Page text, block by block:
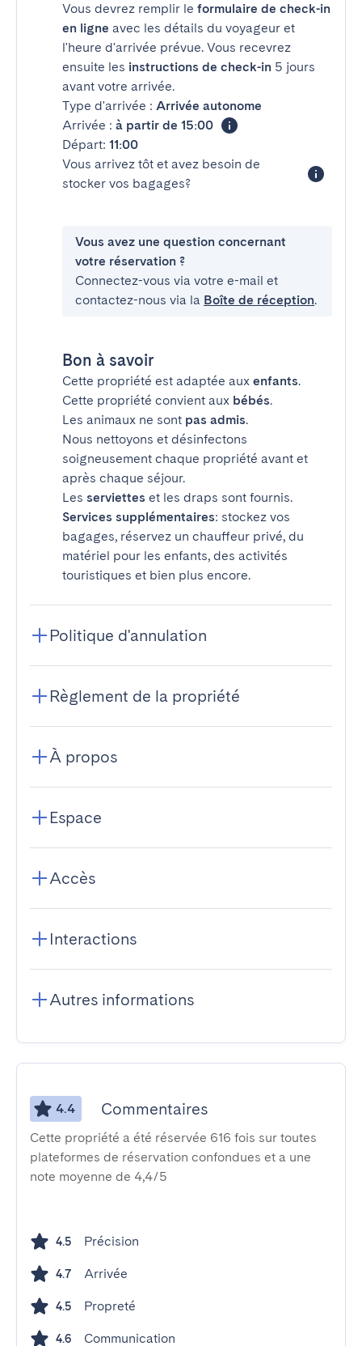
Vous devrez remplir le formulaire de check-in
en ligne avec les détails du voyageur et
l'heure d'arrivée prévue. Vous recevrez
ensuite les instructions de check-in 5 jours
avant votre arrivée.
Type d'arrivée : Arrivée autonome
Arrivée : à partir de 15:00
Départ: 11:00
Vous arrivez tôt et avez besoin de
stocker vos bagages?
Vous avez une question concernant
votre réservation ?
Connectez-vous via votre e-mail et
contactez-nous via la Boîte de réception.
Bon à savoir
Cette propriété est adaptée aux enfants.
Cette propriété convient aux bébés.
Les animaux ne sont pas admis.
Nous nettoyons et désinfectons
soigneusement chaque propriété avant et
après chaque séjour.
Les serviettes et les draps sont fournis.
Services supplémentaires: stockez vos
bagages, réservez un chauffeur privé, du
matériel pour les enfants, des activités
touristiques et bien plus encore.
Politique d'annulation
Règlement de la propriété
À propos
Espace
Accès
Interactions
Autres informations
4.4 Commentaires
Cette propriété a été réservée 616 fois sur toutes
plateformes de réservation confondues et a une
note moyenne de 4,4/5
4.5 Précision
4.7 Arrivée
4.5 Propreté
4.6 Communication